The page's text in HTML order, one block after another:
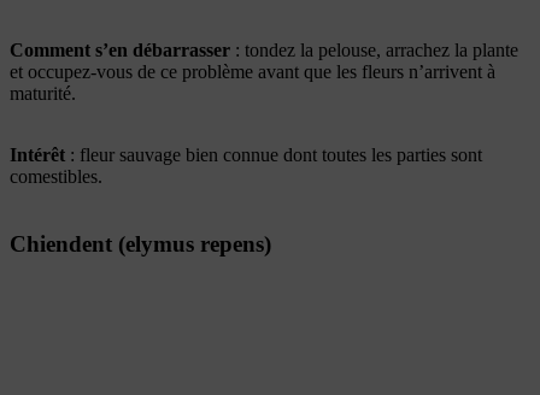
Comment s’en débarrasser : tondez la pelouse, arrachez la plante
et occupez-vous de ce problème avant que les fleurs n’arrivent à
maturité.
Intérêt : fleur sauvage bien connue dont toutes les parties sont
comestibles.
Chiendent (elymus repens)